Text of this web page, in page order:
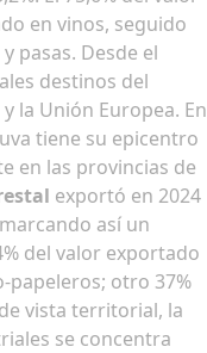
en vinos, seguido
pasas. Desde el
destinos del
la Unión Europea. En
tiene su epicentro
en las provincias de
exportó en 2024
así un
del valor exportado
otro 37%
vista territorial, la
se concentra